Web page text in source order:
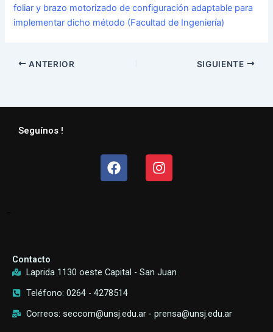
foliar y brazo motorizado de configuración adaptable para
implementar dicho método (Facultad de Ingeniería)
ANTERIOR SIGUIENTE
Seguínos !
Contacto
Laprida 1130 oeste Capital - San Juan
Teléfono: 0264 - 4278514
Correos: seccom@unsj.edu.ar - prensa@unsj.edu.ar